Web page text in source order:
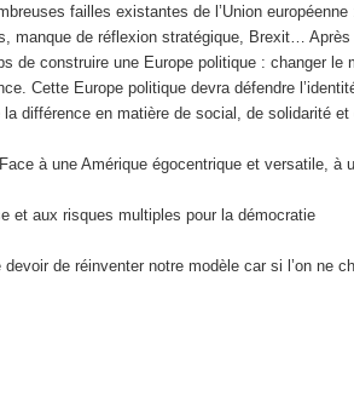
failles existantes de l’Union européenne
manque de réflexion stratégique, Brexit… Après
de construire une Europe politique : changer le
Cette Europe politique devra défendre
différence en matière de social, de solidarité et
à une Amérique égocentrique et versatile, à
et aux risques multiples pour la démocratie
de réinventer notre modèle car si l’on ne